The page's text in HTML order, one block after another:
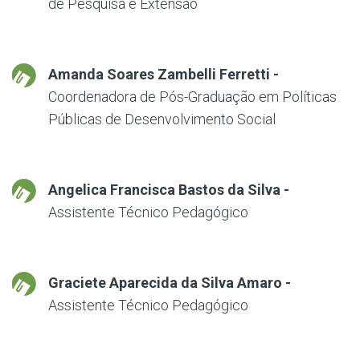
de Pesquisa e Extensão
Amanda Soares Zambelli Ferretti -
Coordenadora de Pós-Graduação em Políticas
Públicas de Desenvolvimento Social
Angelica Francisca Bastos da Silva -
Assistente Técnico Pedagógico
Graciete Aparecida da Silva Amaro -
Assistente Técnico Pedagógico